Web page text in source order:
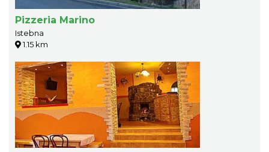
Pizzeria Marino
Istebna
1.15 km